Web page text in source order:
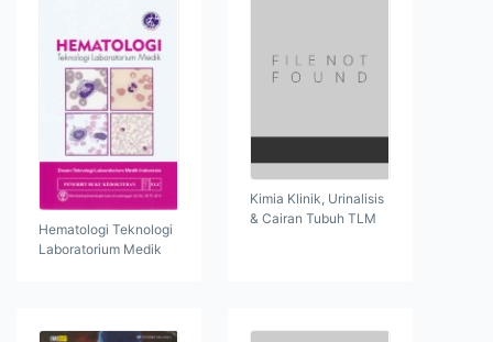
Hematologi Teknologi
Laboratorium Medik
Kimia Klinik, Urinalisis
& Cairan Tubuh TLM